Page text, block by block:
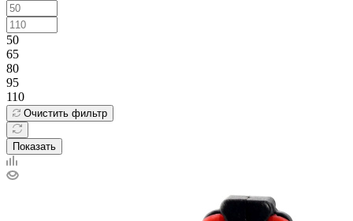
50
65
80
95
110
Очистить фильтр
Показать